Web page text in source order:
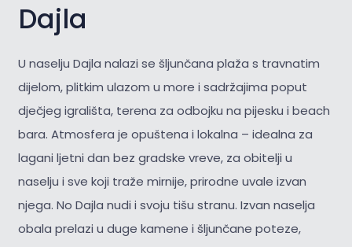
Dajla
U naselju Dajla nalazi se šljunčana plaža s travnatim
dijelom, plitkim ulazom u more i sadržajima poput
dječjeg igrališta, terena za odbojku na pijesku i beach
bara. Atmosfera je opuštena i lokalna – idealna za
lagani ljetni dan bez gradske vreve, za obitelji u
naselju i sve koji traže mirnije, prirodne uvale izvan
njega. No Dajla nudi i svoju tišu stranu. Izvan naselja
obala prelazi u duge kamene i šljunčane poteze,